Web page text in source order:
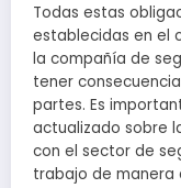
Todas estas
establecidas en el
la compañía de
tener
partes. Es
actualizado sobre
con el sector de
trabajo de manera